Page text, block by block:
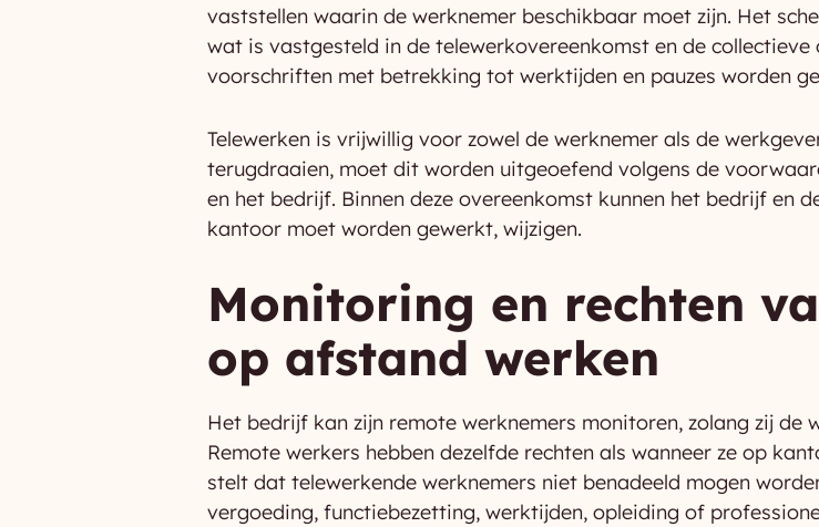
vaststellen waarin de werknemer beschikbaar moet zijn. Het
wat is vastgesteld in de telewerkovereenkomst en de
voorschriften met betrekking tot werktijden en pauzes worden
Telewerken is vrijwillig voor zowel de werknemer als de
terugdraaien, moet dit worden uitgeoefend volgens de
en het bedrijf. Binnen deze overeenkomst kunnen het bedrijf en
kantoor moet worden gewerkt, wijzigen.
Monitoring en rechten
op afstand werken
Het bedrijf kan zijn remote werknemers monitoren, zolang zij de
Remote werkers hebben dezelfde rechten als wanneer ze op
stelt dat telewerkende werknemers niet benadeeld mogen
vergoeding, functiebezetting, werktijden, opleiding of